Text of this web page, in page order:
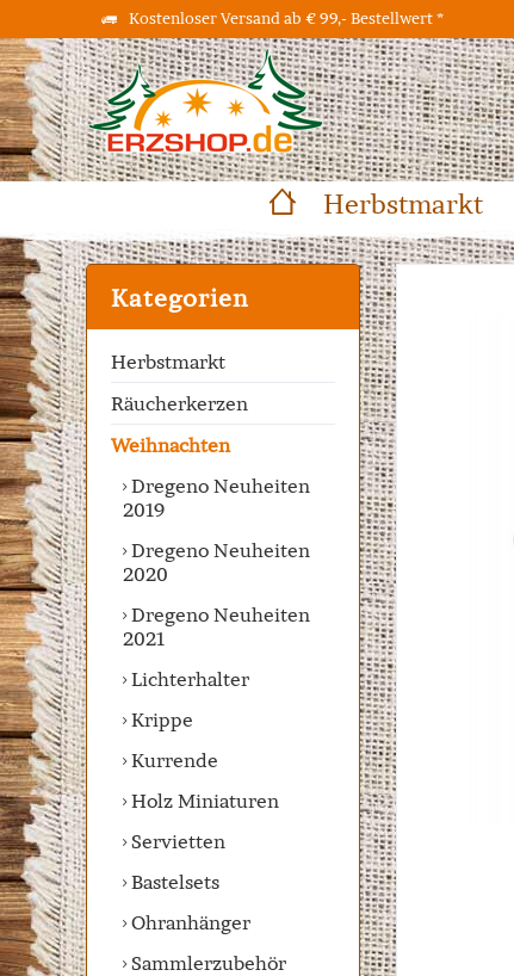
Kostenloser Versand ab € 99,- Bestellwert *
Herbstmarkt
Kategorien
Herbstmarkt
Räucherkerzen
Weihnachten
Dregeno Neuheiten
2019
Dregeno Neuheiten
2020
Dregeno Neuheiten
2021
Lichterhalter
Krippe
Kurrende
Holz Miniaturen
Servietten
Bastelsets
Ohranhänger
Sammlerzubehör